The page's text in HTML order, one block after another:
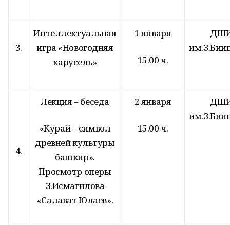
3.
Интеллектуальная
игра «Новогодняя
карусель»
1 января
15.00 ч.
4.
Лекция – беседа
«Курай – символ
древней культуры
башкир».
Просмотр оперы
З.Исмагилова
«Салават Юлаев».
2 января
15.00 ч.